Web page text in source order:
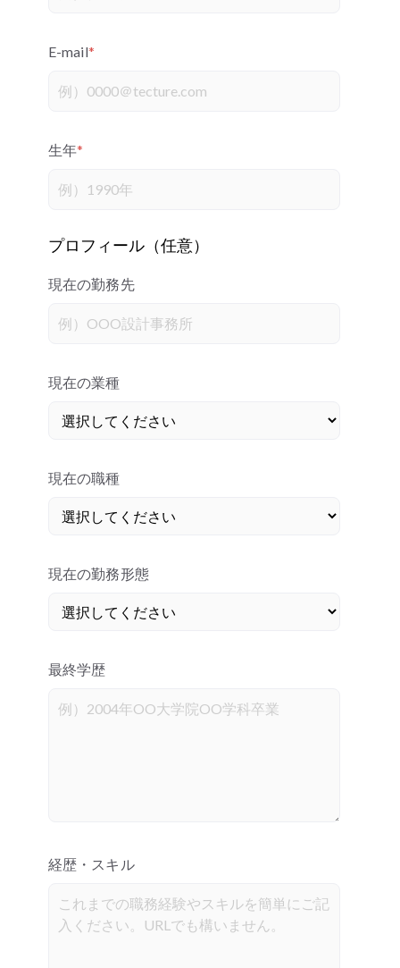
E-mail*
生年*
プロフィール（任意）
現在の勤務先
現在の業種
現在の職種
現在の勤務形態
最終学歴
経歴・スキル